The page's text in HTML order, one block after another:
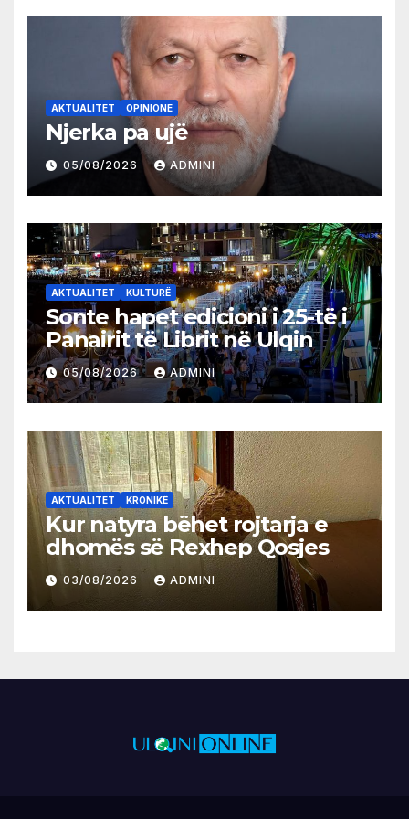
AKTUALITET OPINIONE
Njerka pa ujë
05/08/2026 ADMINI
AKTUALITET KULTURË
Sonte hapet edicioni i 25-të i
Panairit të Librit në Ulqin
05/08/2026 ADMINI
AKTUALITET KRONIKË
Kur natyra bëhet rojtarja e
dhomës së Rexhep Qosjes
03/08/2026 ADMINI